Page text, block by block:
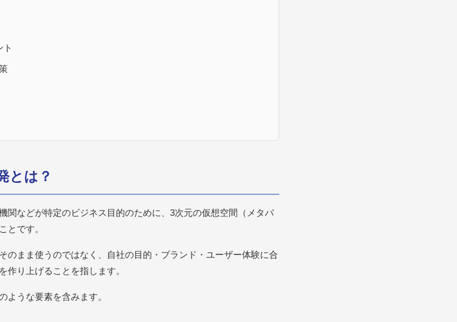
ト
とは？
関などが特定のビジネス目的のために、3次元の仮想空間（メタバ
とです。
のまま使うのではなく、自社の目的・ブランド・ユーザー体験に合
作り上げることを指します。
ような要素を含みます。